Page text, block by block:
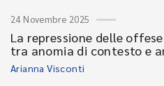
24 Novembre 2025
La repressione delle
tra anomia di contesto e
Arianna Visconti